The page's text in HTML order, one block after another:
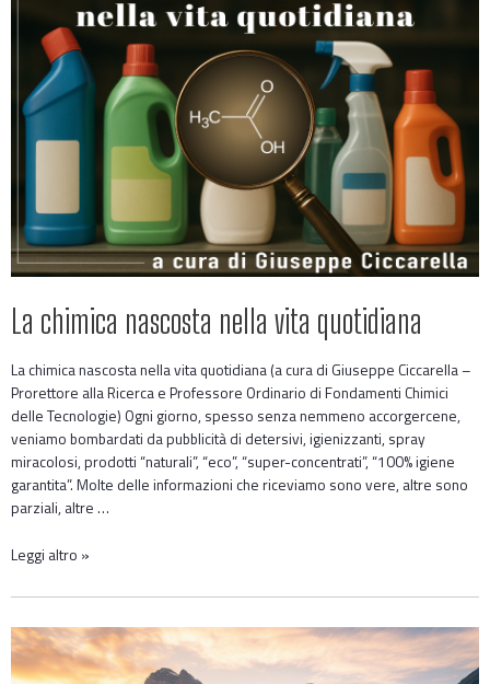
La chimica nascosta nella vita quotidiana
La chimica nascosta nella vita quotidiana (a cura di Giuseppe Ciccarella –
Prorettore alla Ricerca e Professore Ordinario di Fondamenti Chimici
delle Tecnologie) Ogni giorno, spesso senza nemmeno accorgercene,
veniamo bombardati da pubblicità di detersivi, igienizzanti, spray
miracolosi, prodotti “naturali”, “eco”, “super-concentrati”, “100% igiene
garantita”. Molte delle informazioni che riceviamo sono vere, altre sono
parziali, altre …
Leggi altro »